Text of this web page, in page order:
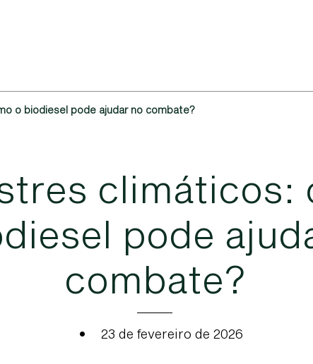
o biodiesel pode ajudar no combate?
tres climáticos:
diesel pode ajud
combate?
• 23 de fevereiro de 2026